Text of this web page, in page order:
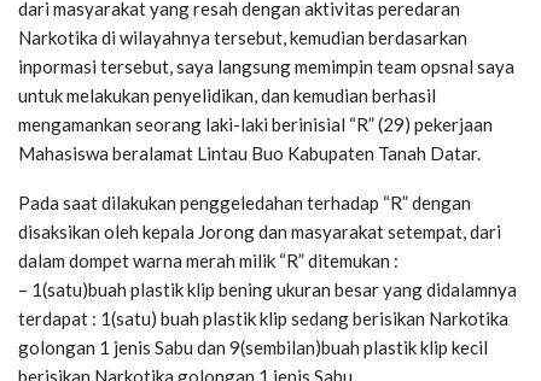
dari masyarakat yang resah dengan aktivitas peredaran
Narkotika di wilayahnya tersebut, kemudian berdasarkan
inpormasi tersebut, saya langsung memimpin team opsnal saya
untuk melakukan penyelidikan, dan kemudian berhasil
mengamankan seorang laki-laki berinisial “R” (29) pekerjaan
Mahasiswa beralamat Lintau Buo Kabupaten Tanah Datar.
Pada saat dilakukan penggeledahan terhadap “R” dengan
disaksikan oleh kepala Jorong dan masyarakat setempat, dari
dalam dompet warna merah milik “R” ditemukan :
– 1(satu)buah plastik klip bening ukuran besar yang didalamnya
terdapat : 1(satu) buah plastik klip sedang berisikan Narkotika
golongan 1 jenis Sabu dan 9(sembilan)buah plastik klip kecil
berisikan Narkotika golongan 1 jenis Sabu